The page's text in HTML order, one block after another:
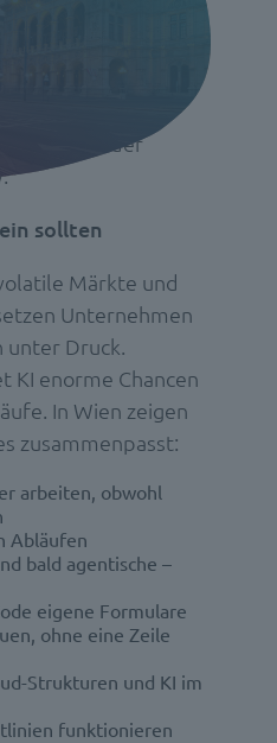
einem Blick
und dem
Kunden,
aus der
sollten
Märkte und
Unternehmen
unter Druck.
KI enorme Chancen
In Wien zeigen
zusammenpasst:
arbeiten, obwohl
Abläufen
bald agentische –
eigene Formulare
ohne eine Zeile
Strukturen und KI im
funktionieren